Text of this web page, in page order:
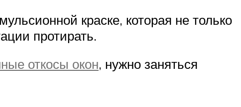
краске, которая не только
протирать.
откосы окон, нужно заняться